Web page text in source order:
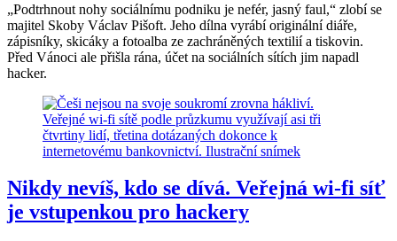
„Podtrhnout nohy sociálnímu podniku je nefér, jasný faul,“ zlobí se
majitel Skoby Václav Pišoft. Jeho dílna vyrábí originální diáře,
zápisníky, skicáky a fotoalba ze zachráněných textilií a tiskovin.
Před Vánoci ale přišla rána, účet na sociálních sítích jim napadl
hacker.
Nikdy nevíš, kdo se dívá. Veřejná wi-fi síť
je vstupenkou pro hackery